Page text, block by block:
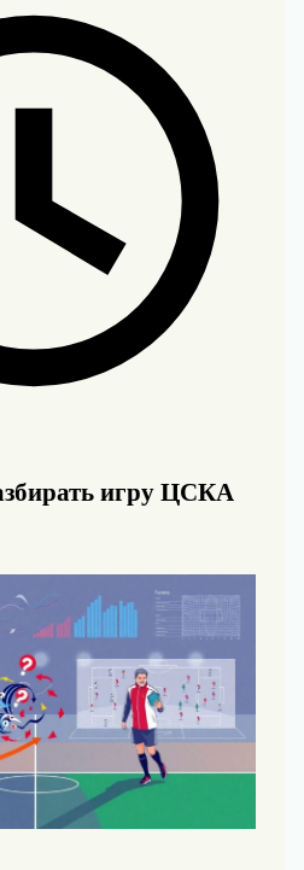
игру ЦСКА